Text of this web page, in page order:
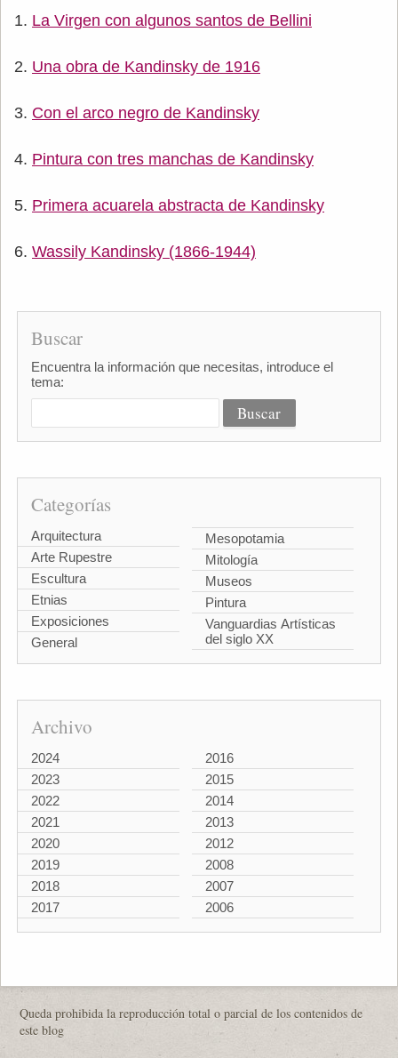
La Virgen con algunos santos de Bellini
Una obra de Kandinsky de 1916
Con el arco negro de Kandinsky
Pintura con tres manchas de Kandinsky
Primera acuarela abstracta de Kandinsky
Wassily Kandinsky (1866-1944)
Buscar
Encuentra la información que necesitas, introduce el
tema:
Categorías
Arquitectura
Arte Rupestre
Escultura
Etnias
Exposiciones
General
Mesopotamia
Mitología
Museos
Pintura
Vanguardias Artísticas
del siglo XX
Archivo
2024
2023
2022
2021
2020
2019
2018
2017
2016
2015
2014
2013
2012
2008
2007
2006
Queda prohibida la reproducción total o parcial de los contenidos de
este blog